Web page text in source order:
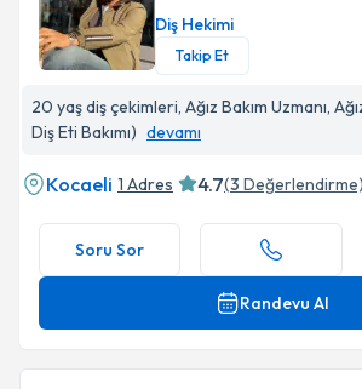
Diş Hekimi
Takip Et
20 yaş diş çekimleri, Ağız Bakım Uzmanı,
Diş Eti Bakımı) devamı
Kocaeli 1 Adres 4.7(3 Değerlendirme)
Soru Sor
Randevu Al